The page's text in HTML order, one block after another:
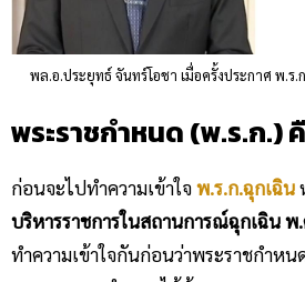
พล.อ.ประยุทธ์ จันทร์โอชา เมื่อครั้งประกาศ พ.ร.
พระราชกำหนด (พ.ร.ก.)
ก่อนจะไปทำความเข้าใจพ.ร.ก.ฉุกเฉิน
บริหารราชการในสถานการณ์ฉุกเฉิน พ
ทำความเข้าใจกันก่อนว่าพระราชกำหน